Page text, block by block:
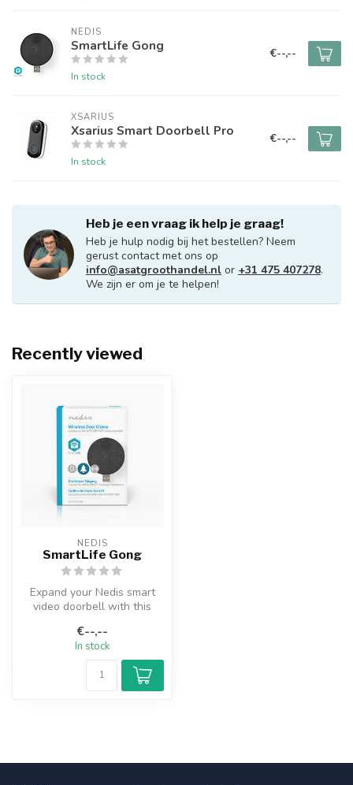
NEDIS
SmartLife Gong
In stock
€--,--
XSARIUS
Xsarius Smart Doorbell Pro
In stock
€--,--
Heb je een vraag ik help je graag!
Heb je hulp nodig bij het bestellen? Neem
gerust contact met ons op
info@asatgroothandel.nl or +31 475 407278.
We zijn er om je te helpen!
Recently viewed
NEDIS
SmartLife Gong
Expand your Nedis smart
video doorbell with this
Thi...
€--,--
In stock